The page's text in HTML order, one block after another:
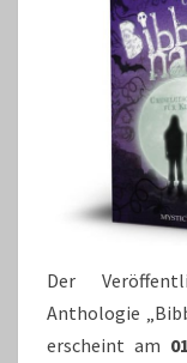
Der
Anthologie
erscheint am